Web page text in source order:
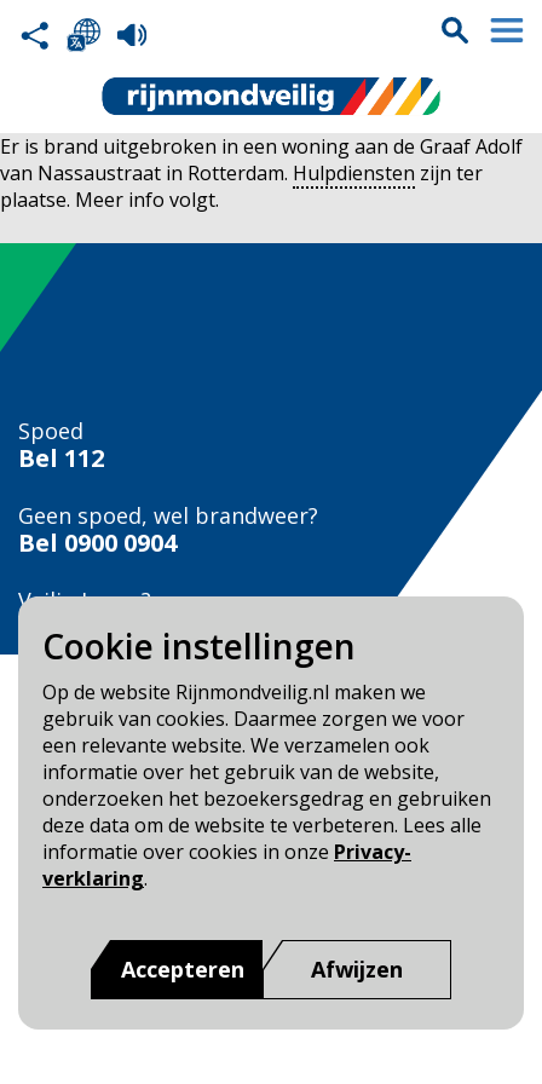
Cookie instellingen
Op de website Rijnmondveilig.nl maken we
gebruik van cookies. Daarmee zorgen we voor
een relevante website. We verzamelen ook
informatie over het gebruik van de website,
onderzoeken het bezoekersgedrag en gebruiken
deze data om de website te verbeteren. Lees alle
informatie over cookies in onze Privacy-
verklaring.
Accepteren Afwijzen
Er is brand uitgebroken in een woning aan de Graaf Adolf
van Nassaustraat in Rotterdam. Hulpdiensten zijn ter
plaatse. Meer info volgt.
Spoed
Bel 112
Geen spoed, wel brandweer?
Bel 0900 0904
Veilig Leven?
Bel 0900-8387
Blijf op de hoogte
Cookie- en Privacybeleid
Toegankelijkheid
Rijnmond